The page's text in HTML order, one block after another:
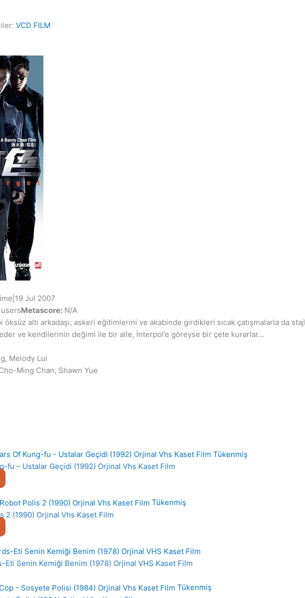
VCD FILM
19 Jul 2007
Metascore: N/A
altı arkadaşı, askeri eğitimlerini ve akabinde girdikleri sıcak çatışmalarla da
ve kendilerinin değimi ile bir aile, İnterpol’e göreyse bir çete kurarlar...
Melody Lui
Ming Chan, Shawn Yue
Tükenmiş
fu – Ustalar Geçidi (1992) Orjinal Vhs Kaset Film
Tükenmiş
2 (1990) Orjinal Vhs Kaset Film
Senin Kemiği Benim (1978) Orjinal VHS Kaset Film
Tükenmiş